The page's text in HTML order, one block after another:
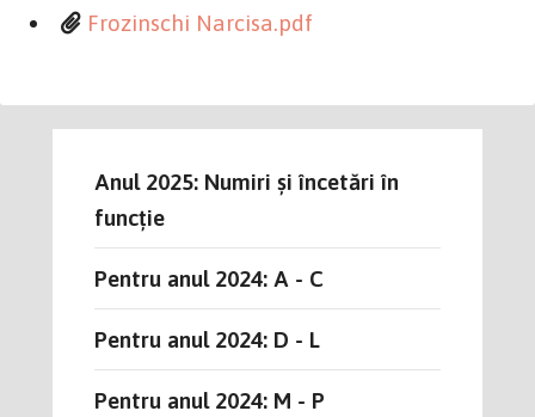
Frozinschi Narcisa.pdf
Anul 2025: Numiri și încetări în
funcție
Pentru anul 2024: A - C
Pentru anul 2024: D - L
Pentru anul 2024: M - P